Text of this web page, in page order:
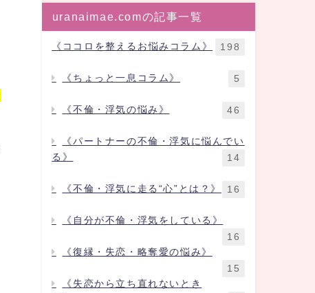
uranaimae.comの記事一覧
《ココロを整えるお悩みコラム》 198
《ちょっと一息コラム》 5
《不倫・浮気の悩み》 46
《パートナーの不倫・浮気に悩んでい
る》
14
《不倫・浮気に走る“心”とは？》 16
《自分が不倫・浮気をしている》
16
《復縁・失恋・略奪愛の悩み》
15
《失恋から立ち直れないとき